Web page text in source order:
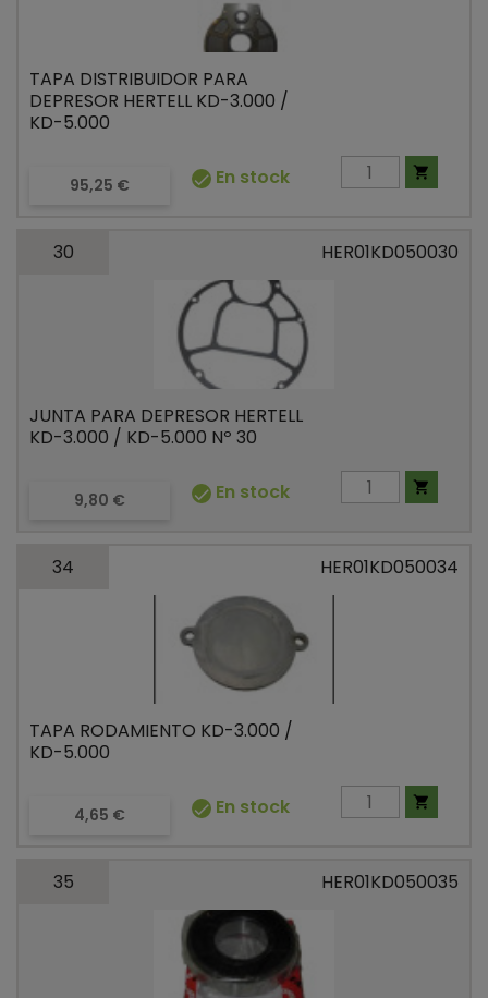
TAPA DISTRIBUIDOR PARA
DEPRESOR HERTELL KD-3.000 /
KD-5.000
Precio
95,25 €  En stock 
30 HER01KD050030
JUNTA PARA DEPRESOR HERTELL
KD-3.000 / KD-5.000 Nº 30
Precio
9,80 €  En stock 
34 HER01KD050034
TAPA RODAMIENTO KD-3.000 /
KD-5.000
Precio
4,65 €  En stock 
35 HER01KD050035